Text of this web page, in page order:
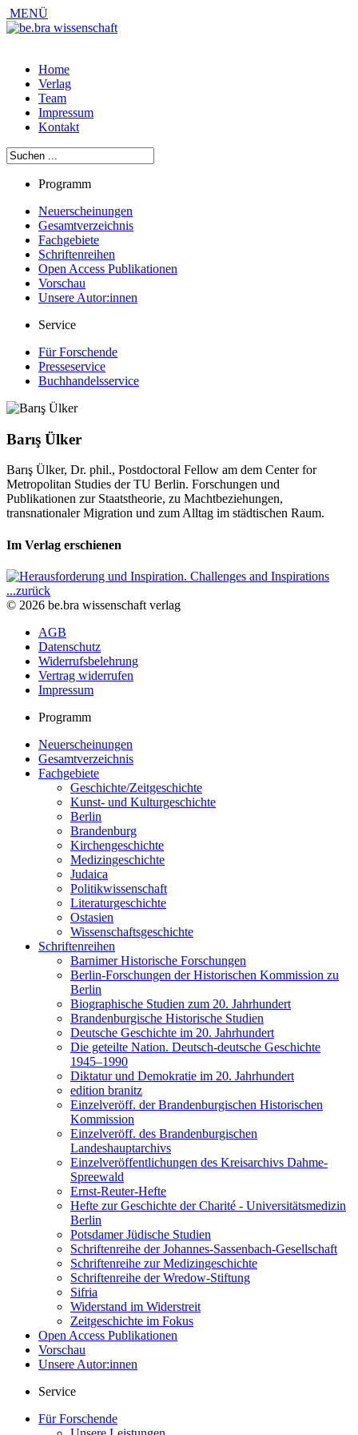
MENÜ
Home
Verlag
Team
Impressum
Kontakt
Programm
Neuerscheinungen
Gesamtverzeichnis
Fachgebiete
Schriftenreihen
Open Access Publikationen
Vorschau
Unsere Autor:innen
Service
Für Forschende
Presseservice
Buchhandelsservice
Barış Ülker
Barış Ülker, Dr. phil., Postdoctoral Fellow am dem Center for
Metropolitan Studies der TU Berlin. Forschungen und
Publikationen zur Staatstheorie, zu Machtbeziehungen,
transnationaler Migration und zum Alltag im städtischen Raum.
Im Verlag erschienen
...zurück
© 2026 be.bra wissenschaft verlag
AGB
Datenschutz
Widerrufsbelehrung
Vertrag widerrufen
Impressum
Programm
Neuerscheinungen
Gesamtverzeichnis
Fachgebiete
Geschichte/Zeitgeschichte
Kunst- und Kulturgeschichte
Berlin
Brandenburg
Kirchengeschichte
Medizingeschichte
Judaica
Politikwissenschaft
Literaturgeschichte
Ostasien
Wissenschaftsgeschichte
Schriftenreihen
Barnimer Historische Forschungen
Berlin-Forschungen der Historischen Kommission zu
Berlin
Biographische Studien zum 20. Jahrhundert
Brandenburgische Historische Studien
Deutsche Geschichte im 20. Jahrhundert
Die geteilte Nation. Deutsch-deutsche Geschichte
1945–1990
Diktatur und Demokratie im 20. Jahrhundert
edition branitz
Einzelveröff. der Brandenburgischen Historischen
Kommission
Einzelveröff. des Brandenburgischen
Landeshauptarchivs
Einzelveröffentlichungen des Kreisarchivs Dahme-
Spreewald
Ernst-Reuter-Hefte
Hefte zur Geschichte der Charité - Universitätsmedizin
Berlin
Potsdamer Jüdische Studien
Schriftenreihe der Johannes-Sassenbach-Gesellschaft
Schriftenreihe zur Medizingeschichte
Schriftenreihe der Wredow-Stiftung
Sifria
Widerstand im Widerstreit
Zeitgeschichte im Fokus
Open Access Publikationen
Vorschau
Unsere Autor:innen
Service
Für Forschende